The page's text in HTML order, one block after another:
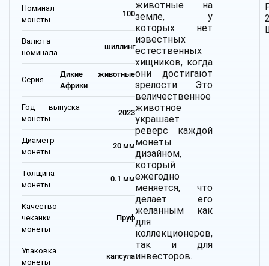
Номинал
монеты
100
Валюта
номинала
шиллинг
Серия
Дикие животные
Африки
Год выпуска
монеты
2023
Диаметр
монеты
20 мм
Толщина
монеты
0.1 мм
Качество
чеканки
монеты
Пруф
Упаковка
монеты
капсула
животные на
земле, у
которых нет
известных
естественных
хищников, когда
они достигают
зрелости. Это
величественное
животное
украшает
реверс каждой
монеты
дизайном,
который
ежегодно
меняется, что
делает его
желанным как
для
коллекционеров,
так и для
инвесторов.